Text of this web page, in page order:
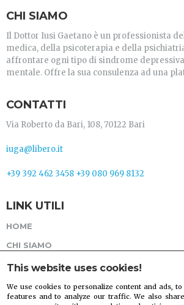
CHI SIAMO
Il Dottor Iusi Gaetano è un professionista
medica, della psicoterapia e della
affrontare ogni tipo di sindrome
mentale. Offre la sua consulenza ad una
CONTATTI
Via Roberto da Bari, 108, 70122 Bari
iuga@libero.it
+39 392 462 3458 +39 080 969 8132
LINK UTILI
HOME
CHI SIAMO
SERVIZI
GALLERIA
CONTATTI
This website uses cookies!
We use cookies to personalize content and ads,
features and to analyze our traffic. We also